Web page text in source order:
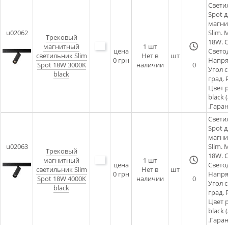
u02062
Трековый
магнитный
светильник Slim
Spot 18W 3000K
black
цена
0 грн
1 шт
Нет в
наличии
шт
0
Spot
Slim.
18W.
Угол
град.
Цвет
black
u02063
Трековый
магнитный
светильник Slim
Spot 18W 4000K
black
цена
0 грн
1 шт
Нет в
наличии
шт
0
Spot
Slim.
18W.
Угол
град.
Цвет
black